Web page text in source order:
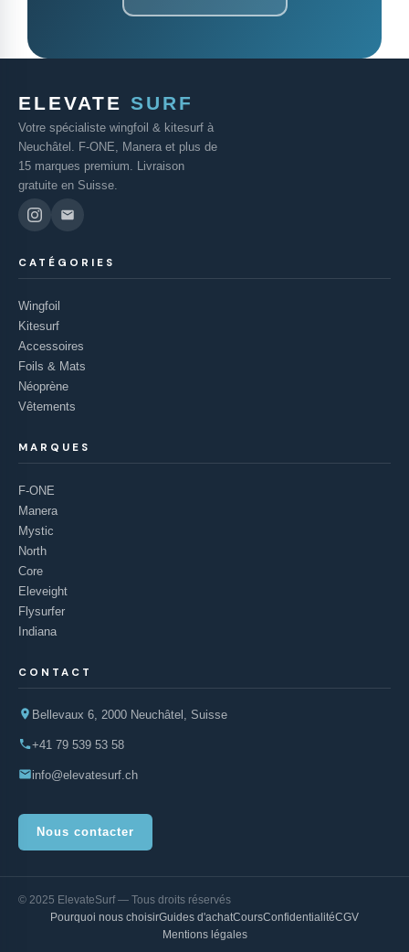
ELEVATE SURF
Votre spécialiste wingfoil & kitesurf à
Neuchâtel. F-ONE, Manera et plus de
15 marques premium. Livraison
gratuite en Suisse.
CATÉGORIES
Wingfoil
Kitesurf
Accessoires
Foils & Mats
Néoprène
Vêtements
MARQUES
F-ONE
Manera
Mystic
North
Core
Eleveight
Flysurfer
Indiana
CONTACT
Bellevaux 6, 2000 Neuchâtel, Suisse
+41 79 539 53 58
info@elevatesurf.ch
Nous contacter
© 2025 ElevateSurf — Tous droits réservés
Pourquoi nous choisirGuides d'achatCoursConfidentialitéCGV
Mentions légales